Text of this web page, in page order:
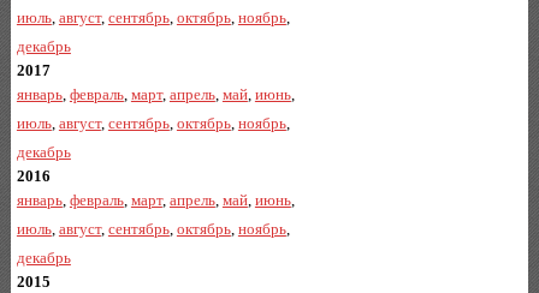
июль, август, сентябрь, октябрь, ноябрь,
декабрь
2017
январь, февраль, март, апрель, май, июнь,
июль, август, сентябрь, октябрь, ноябрь,
декабрь
2016
январь, февраль, март, апрель, май, июнь,
июль, август, сентябрь, октябрь, ноябрь,
декабрь
2015